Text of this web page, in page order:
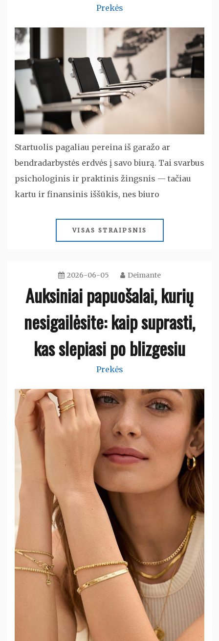
Prekės
Startuolis pagaliau pereina iš garažo ar
bendradarbystės erdvės į savo biurą. Tai svarbus
psichologinis ir praktinis žingsnis — tačiau
kartu ir finansinis iššūkis, nes biuro
VISAS STRAIPSNIS
2026-06-05 Deimante
Auksiniai papuošalai, kurių
nesigailėsite: kaip suprasti,
kas slepiasi po blizgesiu
Prekės